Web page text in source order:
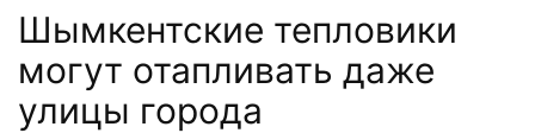
Шымкентские тепловики
могут отапливать даже
улицы города